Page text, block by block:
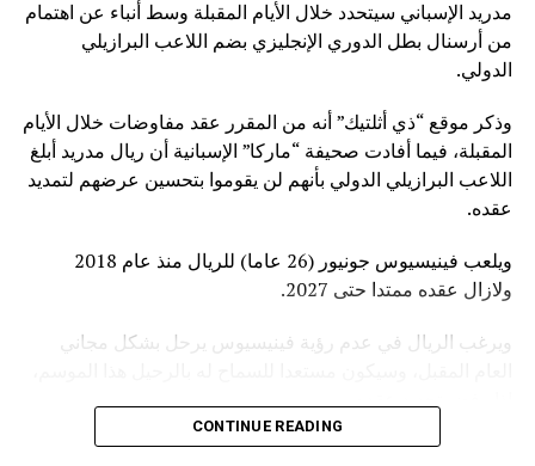
مدريد الإسباني سيتحدد خلال الأيام المقبلة وسط أنباء عن اهتمام
من أرسنال بطل الدوري الإنجليزي بضم اللاعب البرازيلي
الدولي.
وذكر موقع “ذي أثلتيك” أنه من المقرر عقد مفاوضات خلال الأيام
المقبلة، فيما أفادت صحيفة “ماركا” الإسبانية أن ريال مدريد أبلغ
اللاعب البرازيلي الدولي بأنهم لن يقوموا بتحسين عرضهم لتمديد
عقده.
ويلعب فينيسيوس جونيور (26 عاما) للريال منذ عام 2018
ولازال عقده ممتدا حتى 2027.
ويرغب الريال في عدم رؤية فينيسيوس يرحل بشكل مجاني
ويعد فينيسيوس لاعبا رئيسيا في هجوم الفريق الملكي، الذي
CONTINUE READING